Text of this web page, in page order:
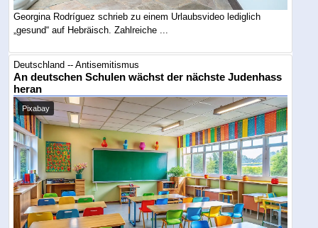
Georgina Rodríguez schrieb zu einem Urlaubsvideo lediglich
„gesund“ auf Hebräisch. Zahlreiche ...
Deutschland -- Antisemitismus
An deutschen Schulen wächst der nächste Judenhass
heran
Pixabay